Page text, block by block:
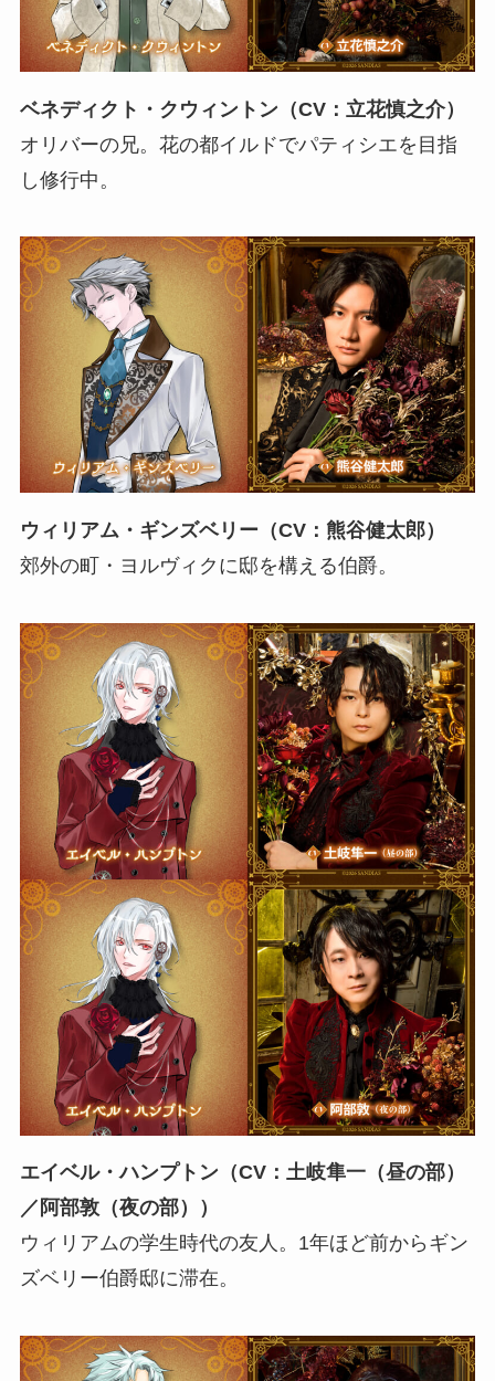
ベネディクト・クウィントン（CV：立花慎之介）
オリバーの兄。花の都イルドでパティシエを目指
し修行中。
ウィリアム・ギンズベリー（CV：熊谷健太郎）
郊外の町・ヨルヴィクに邸を構える伯爵。
エイベル・ハンプトン（CV：土岐隼一（昼の部）
／阿部敦（夜の部））
ウィリアムの学生時代の友人。1年ほど前からギン
ズベリー伯爵邸に滞在。